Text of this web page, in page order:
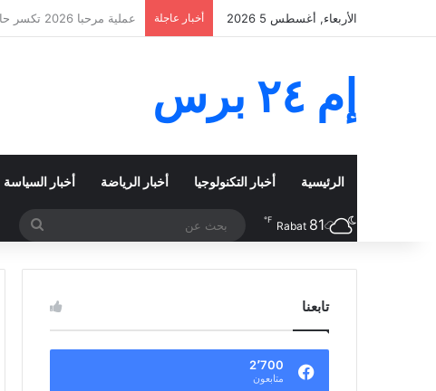
الأربعاء, أغسطس 5 2026 أخبار عاجلة غلاء المحروقات يخنق
إم ٢٤ برس
الرئيسية أخبار التكنولوجيا أخبار الرياضة أخبار السياسة
Rabat 81
℉
بحث
تابعنا
2٬700
متابعون